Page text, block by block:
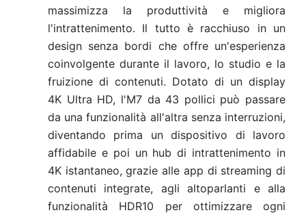
massimizza la produttività e migliora
l'intrattenimento. Il tutto è racchiuso in un
design senza bordi che offre un'esperienza
coinvolgente durante il lavoro, lo studio e la
fruizione di contenuti. Dotato di un display
4K Ultra HD, l'M7 da 43 pollici può passare
da una funzionalità all'altra senza interruzioni,
diventando prima un dispositivo di lavoro
affidabile e poi un hub di intrattenimento in
4K istantaneo, grazie alle app di streaming di
contenuti integrate, agli altoparlanti e alla
funzionalità HDR10 per ottimizzare ogni